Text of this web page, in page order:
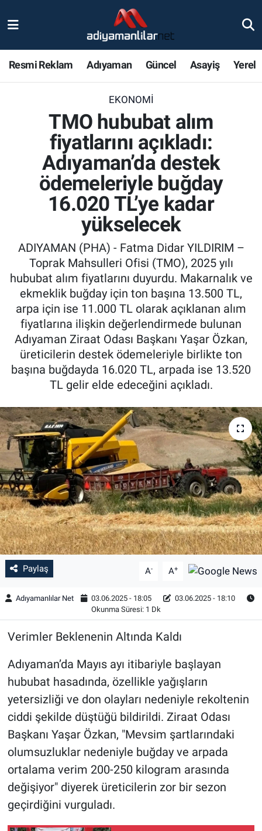
Resmi Reklam Adıyaman Güncel Asayiş Yerel
EKONOMI
TMO hububat alım
fiyatlarını açıkladı:
Adıyaman’da destek
ödemeleriyle buğday
16.020 TL’ye kadar
yükselecek
ADIYAMAN (PHA) - Fatma Didar YILDIRIM –
Toprak Mahsulleri Ofisi (TMO), 2025 yılı
hububat alım fiyatlarını duyurdu. Makarnalık ve
ekmeklik buğday için ton başına 13.500 TL,
arpa için ise 11.000 TL olarak açıklanan alım
fiyatlarına ilişkin değerlendirmede bulunan
Adıyaman Ziraat Odası Başkanı Yaşar Özkan,
üreticilerin destek ödemeleriyle birlikte ton
başına buğdayda 16.020 TL, arpada ise 13.520
TL gelir elde edeceğini açıkladı.
Paylaş A- A+
Adıyamanlılar Net 03.06.2025 - 18:05
03.06.2025 - 18:10
Okunma Süresi: 1 Dk
Verimler Beklenenin Altında Kaldı
Adıyaman’da Mayıs ayı itibariyle başlayan
hububat hasadında, özellikle yağışların
yetersizliği ve don olayları nedeniyle rekoltenin
ciddi şekilde düştüğü bildirildi. Ziraat Odası
Başkanı Yaşar Özkan, "Mevsim şartlarındaki
olumsuzluklar nedeniyle buğday ve arpada
ortalama verim 200-250 kilogram arasında
değişiyor" diyerek üreticilerin zor bir sezon
geçirdiğini vurguladı.
Magazin
Bölge Haberleri
Gündem
Sağlık
Özel Haber
Kültür Sanat
Eğitim
Ekonomi
Çevre
BİLİM VE TEKNOLOJİ
Şambayat Haber
Nöbetçi Eczaneler
Adiyaman Namaz Vakitleri
Trafik Durumu
Süper Lig Puan Durumu ve Fikstür
Tüm Manşetler
Son Dakika Haberleri
Haber Arşivi